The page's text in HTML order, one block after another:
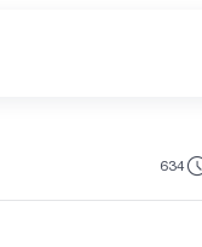
634